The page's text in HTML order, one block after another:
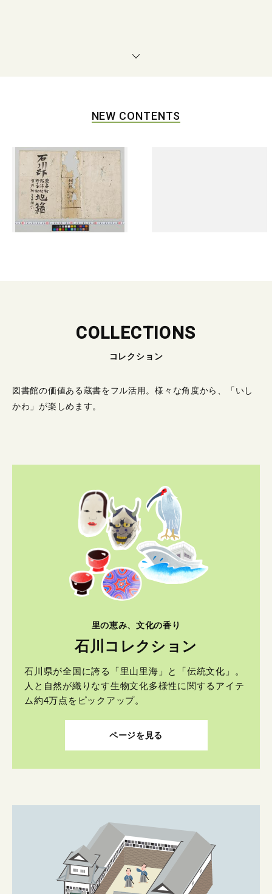
NEW CONTENTS
COLLECTIONS
コレクション
図書館の価値ある蔵書をフル活用。様々な角度から、「いし
かわ」が楽しめます。
里の恵み、文化の香り
石川コレクション
石川県が全国に誇る「里山里海」と「伝統文化」。
人と自然が織りなす生物文化多様性に関するアイテ
ム約4万点をピックアップ。
ページを見る